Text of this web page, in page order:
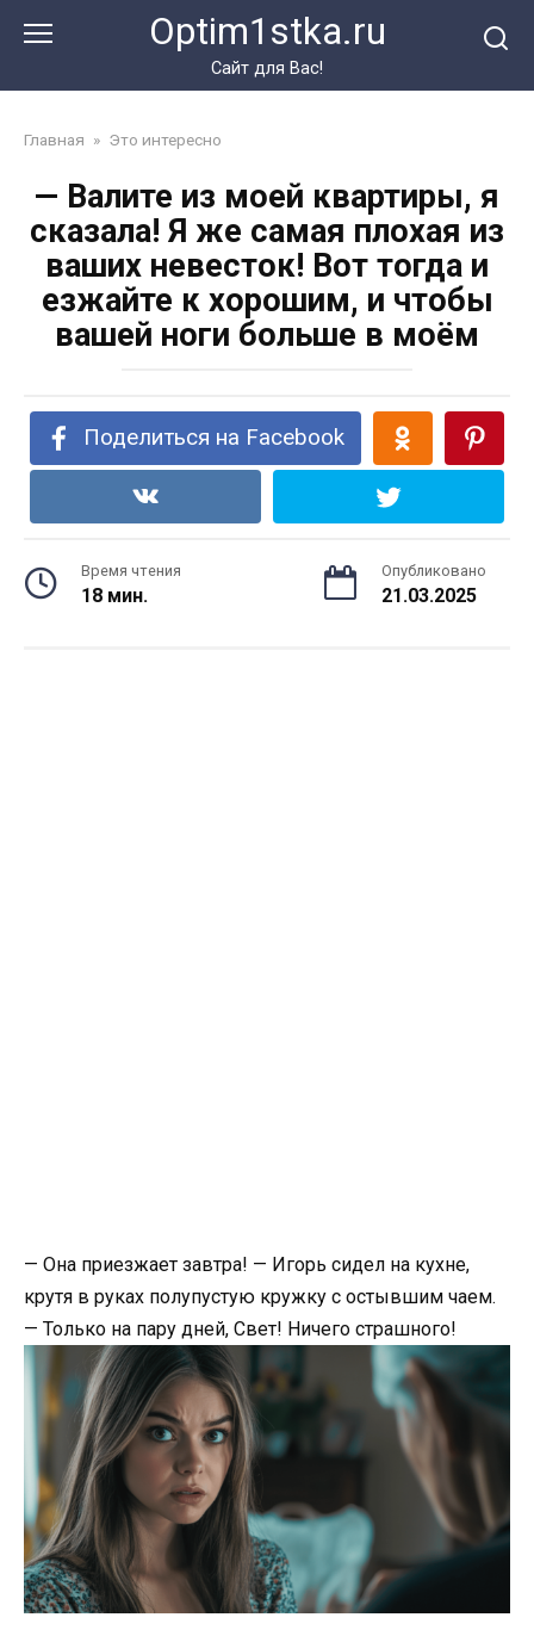
Optim1stka.ru
Сайт для Вас!
Главная » Это интересно
— Валите из моей квартиры, я
сказала! Я же самая плохая из
ваших невесток! Вот тогда и
езжайте к хорошим, и чтобы
вашей ноги больше в моём
Поделиться на Facebook
Время чтения
18 мин.
Опубликовано
21.03.2025
— Она приезжает завтра! — Игорь сидел на кухне,
крутя в руках полупустую кружку с остывшим чаем.
— Только на пару дней, Свет! Ничего страшного!